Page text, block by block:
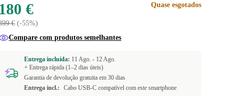
180 €
€(-55%)
Quase esgotados
Compare com produtos semelhantes
Entrega incluída: 11 Ago. - 12 Ago.
+ Entrega rápida (1–2 dias úteis)
Garantia de devolução gratuita em 30 dias
Entrega incl.:
Cabo USB-C compatível com este smartphone